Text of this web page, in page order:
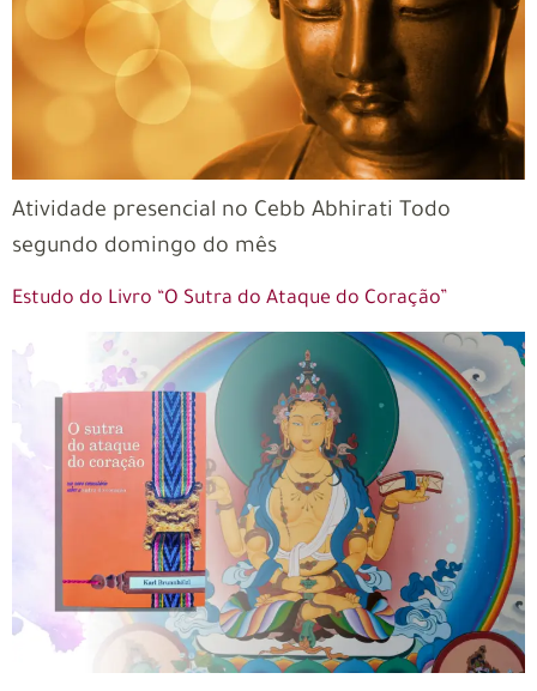
Atividade presencial no Cebb Abhirati Todo
segundo domingo do mês
Estudo do Livro “O Sutra do Ataque do Coração”